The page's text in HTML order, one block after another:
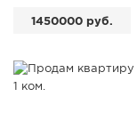
1450000 руб.